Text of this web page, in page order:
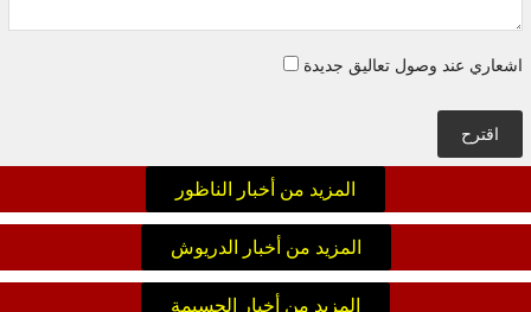
اشعاري عند وصول تعاليق جديدة
اقترح
المزيد من أخبار الناظور
المزيد من أخبار الدريوش
المزيد من أخبار الحسيمة